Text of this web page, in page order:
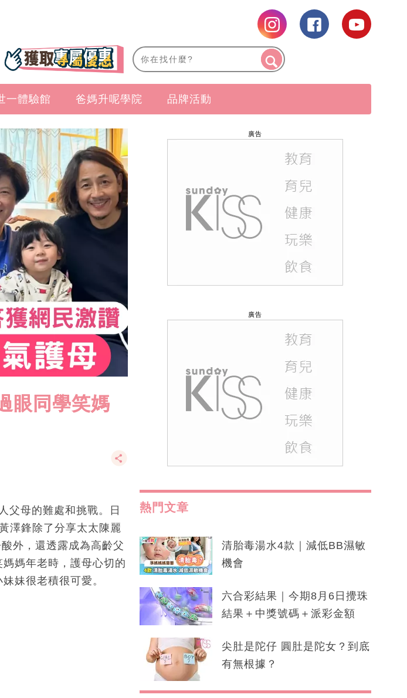
一體驗館 爸媽升呢學院 品牌活動
眼同學笑媽
父母的難處和挑戰。日
澤鋒除了分享太太陳麗
外，還透露成為高齡父
媽年老時，護母心切的
妹很老積很可愛。
廣告
廣告
熱門文章
清胎毒湯水4款｜減低BB濕敏
機會
六合彩結果｜今期8月6日攪珠
結果＋中獎號碼＋派彩金額
尖肚是陀仔 圓肚是陀女？到底
有無根據？